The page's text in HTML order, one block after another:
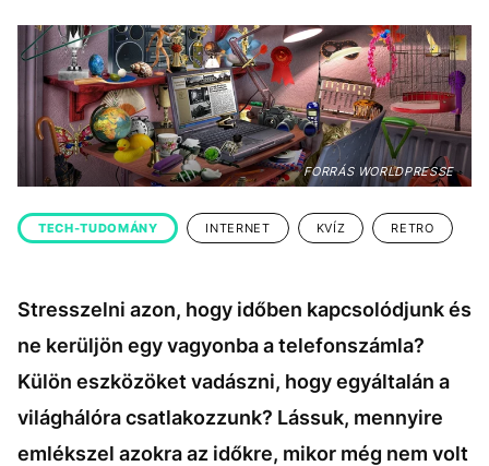
ÉLETMÓD DESIGN
BESZÉLGETÉSEK ARCOK
VIDEÓ TÖRTÉNETEK
GASZTRO
FORRÁS WORLDPRESSE
TECH-TUDOMÁNY INTERNET KVÍZ RETRO
Stresszelni azon, hogy időben kapcsolódjunk és
ne kerüljön egy vagyonba a telefonszámla?
Külön eszközöket vadászni, hogy egyáltalán a
világhálóra csatlakozzunk? Lássuk, mennyire
emlékszel azokra az időkre, mikor még nem volt